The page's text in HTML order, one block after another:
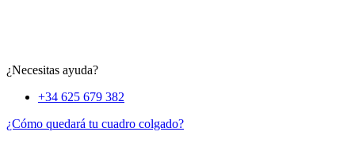
¿Necesitas ayuda?
+34 625 679 382
¿Cómo quedará tu cuadro colgado?